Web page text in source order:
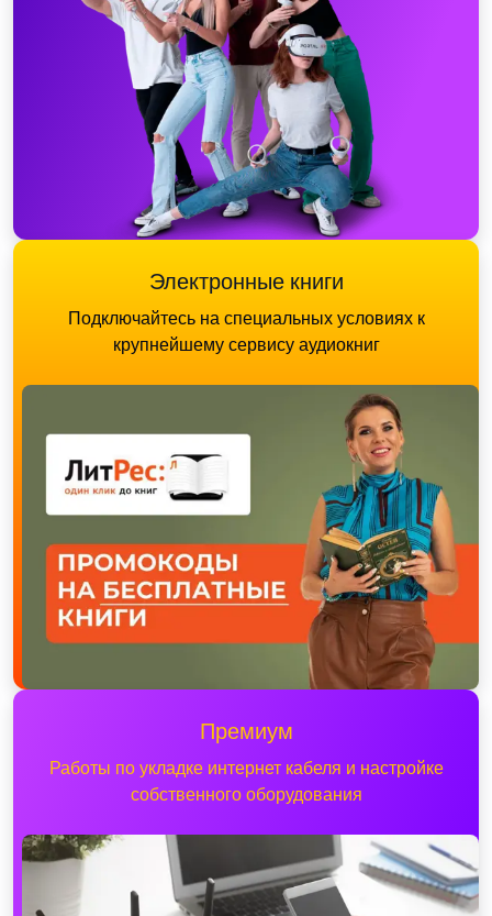
Электронные книги
Подключайтесь на специальных условиях к
крупнейшему сервису аудиокниг
Премиум
Работы по укладке интернет кабеля и настройке
собственного оборудования